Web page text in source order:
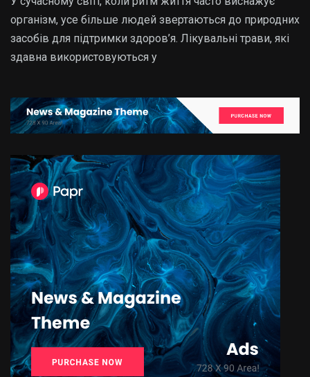
організм, усе більше людей звертаються до природних
засобів для підтримки здоров’я. Лікувальні трави, які
здавна використовуються у